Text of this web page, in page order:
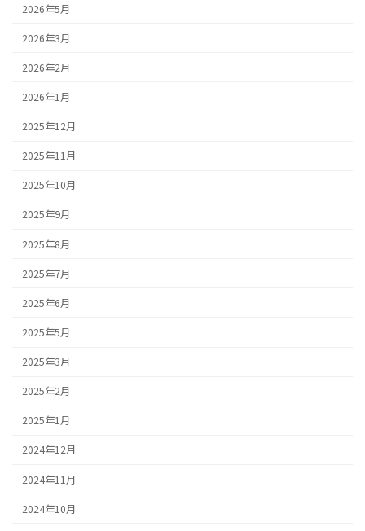
2026年5月
2026年3月
2026年2月
2026年1月
2025年12月
2025年11月
2025年10月
2025年9月
2025年8月
2025年7月
2025年6月
2025年5月
2025年3月
2025年2月
2025年1月
2024年12月
2024年11月
2024年10月